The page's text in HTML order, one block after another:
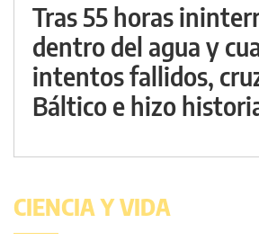
Tras 55 horas
dentro del agua y
intentos fallidos,
Báltico e hizo
CIENCIA Y VIDA